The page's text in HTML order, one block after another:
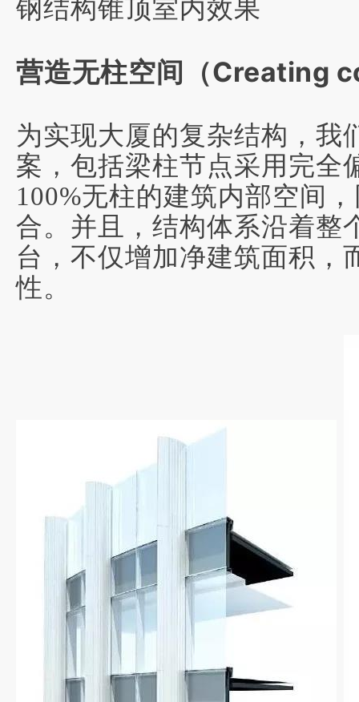
钢结构锥顶室内效果
营造无柱空间 （Creating
为实现大厦的复杂结构，我
案，包括梁柱节点采用完全
100%无柱的建筑内部空间
合。并且，结构体系沿着整
台，不仅增加净建筑面积，
性。